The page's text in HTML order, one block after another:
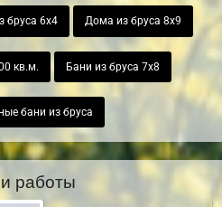
бруса 6х4 Дома из бруса 8х9
кв.м. Бани из бруса 7х8
бани из бруса
работы